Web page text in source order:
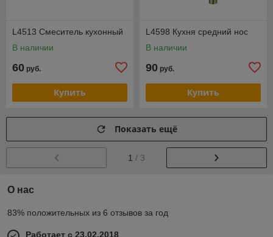
L4513 Смеситель кухонный
В наличии
60 руб.
Купить
L4598 Кухня средний нос
В наличии
90 руб.
Купить
Показать ещё
1 / 3
О нас
83% положительных из 6 отзывов за год
Работает с 23.02.2018